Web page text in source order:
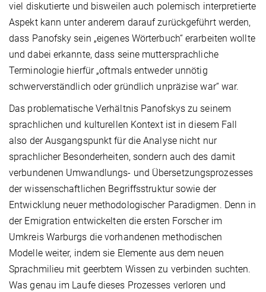
viel diskutierte und bisweilen auch polemisch interpretierte
Aspekt kann unter anderem darauf zurückgeführt werden,
dass Panofsky sein „eigenes Wörterbuch“ erarbeiten wollte
und dabei erkannte, dass seine muttersprachliche
Terminologie hierfür „oftmals entweder unnötig
schwerverständlich oder gründlich unpräzise war“ war.
Das problematische Verhältnis Panofskys zu seinem
sprachlichen und kulturellen Kontext ist in diesem Fall
also der Ausgangspunkt für die Analyse nicht nur
sprachlicher Besonderheiten, sondern auch des damit
verbundenen Umwandlungs- und Übersetzungsprozesses
der wissenschaftlichen Begriffsstruktur sowie der
Entwicklung neuer methodologischer Paradigmen. Denn in
der Emigration entwickelten die ersten Forscher im
Umkreis Warburgs die vorhandenen methodischen
Modelle weiter, indem sie Elemente aus dem neuen
Sprachmilieu mit geerbtem Wissen zu verbinden suchten.
Was genau im Laufe dieses Prozesses verloren und